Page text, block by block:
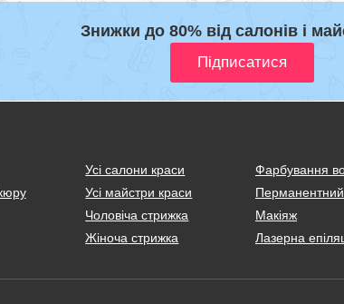
Знижки до 80% від салонів і
Усі салони краси
Усі майстри краси
Чоловіча стрижка
Жіноча стрижка
Фарбування
Макіяж
Лазерна